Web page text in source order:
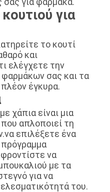
για
το κουτί
και
ελέγχετε την
σας και τα
έγκυρα.
χάπια είναι μια
απλοποιεί τη
επιλέξετε ένα
πρόγραμμα
να
με τα
για να
του.